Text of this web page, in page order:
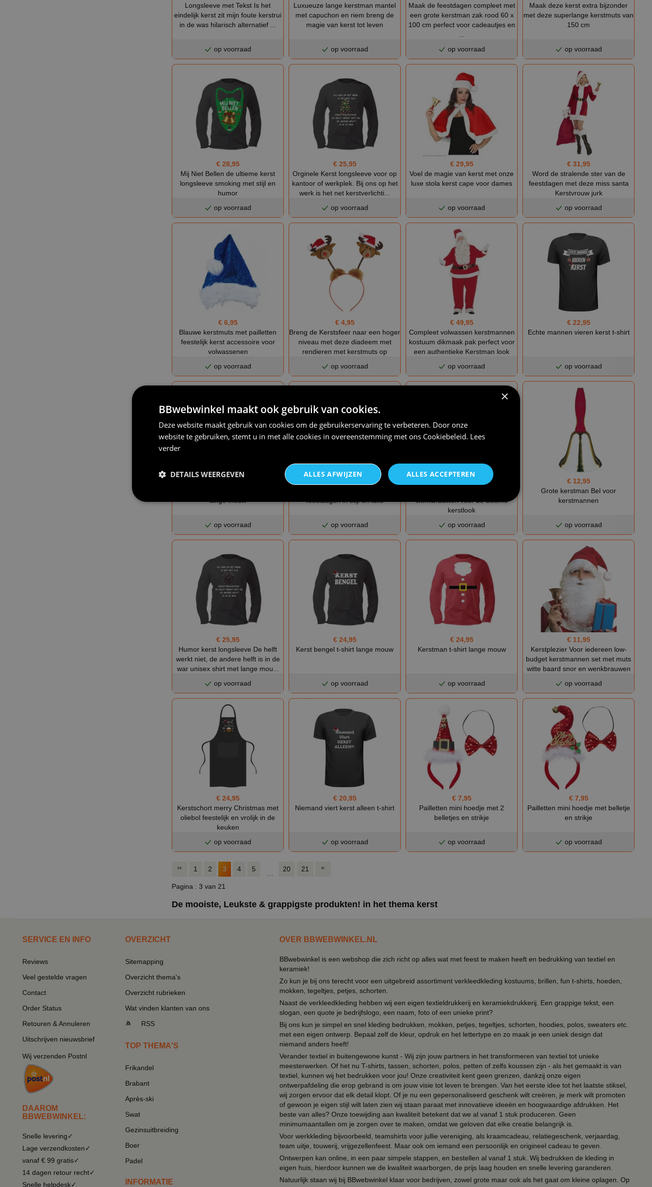
Longsleeve met Tekst Is het
eindelijk kerst zit mijn foute kerstrui
in de was hilarisch alternatief ...
op voorraad
Luxueuze lange kerstman mantel
met capuchon en riem breng de
magie van kerst tot leven
op voorraad
Maak de feestdagen compleet met
een grote kerstman zak rood 60 x
100 cm perfect voor cadeautjes en
op voorraad
Maak deze kerst extra bijzonder
met deze superlange kerstmuts van
150 cm
op voorraad
€ 28,95
Mij Niet Bellen de ultieme kerst
longsleeve smoking met stijl en
humor
op voorraad
€ 25,95
Orginele Kerst longsleeve voor op
kantoor of werkplek. Bij ons op het
werk is het net kerstverlichti...
op voorraad
€ 29,95
Voel de magie van kerst met onze
luxe stola kerst cape voor dames
op voorraad
€ 31,95
Word de stralende ster van de
feestdagen met deze miss santa
Kerstvrouw jurk
op voorraad
€ 6,95
Blauwe kerstmuts met pailletten
feestelijk kerst accessoire voor
volwassenen
op voorraad
€ 4,95
Breng de Kerstsfeer naar een hoger
niveau met deze diadeem met
rendieren met kerstmuts op
op voorraad
€ 49,95
Compleet volwassen kerstmannen
kostuum dikmaak pak perfect voor
een authentieke Kerstman look
op voorraad
€ 22,95
Echte mannen vieren kerst t-shirt
op voorraad
lange mouw
op voorraad
feestdagen in stijl en luxe
op voorraad
wenkbrauwen voor de ultieme
kerstlook
op voorraad
€ 12,95
Grote kerstman Bel voor
kerstmannen
op voorraad
€ 25,95
Humor kerst longsleeve De helft
werkt niet, de andere helft is in de
war unisex shirt met lange mou...
op voorraad
€ 24,95
Kerst bengel t-shirt lange mouw
op voorraad
€ 24,95
Kerstman t-shirt lange mouw
op voorraad
€ 11,95
Kerstplezier Voor iedereen low-
budget kerstmannen set met muts
witte baard snor en wenkbrauwen
op voorraad
€ 24,95
Kerstschort merry Christmas met
oliebol feestelijk en vrolijk in de
keuken
op voorraad
€ 20,95
Niemand viert kerst alleen t-shirt
op voorraad
€ 7,95
Pailletten mini hoedje met 2
belletjes en strikje
op voorraad
€ 7,95
Pailletten mini hoedje met belletje
en strikje
op voorraad
1 2 3 4 5 20 21
Pagina : 3 van 21
De mooiste, Leukste & grappigste produkten! in het thema kerst
SERVICE EN INFO
Reviews
Veel gestelde vragen
Contact
Order Status
Retouren & Annuleren
Uitschrijven nieuwsbrief
Wij verzenden Postnl
DAAROM
BBWEBWINKEL:
Snelle levering✓
Lage verzendkosten✓
vanaf € 99 gratis✓
14 dagen retour recht✓
Snelle helpdesk✓
OVERZICHT
Sitemapping
Overzicht thema's
Overzicht rubrieken
Wat vinden klanten van ons
RSS
TOP THEMA'S
Frikandel
Brabant
Après-ski
Swat
Gezinsuitbreiding
Boer
Padel
INFORMATIE
OVER BBWEBWINKEL.NL
BBwebwinkel is een webshop die zich richt op alles wat met feest te maken heeft en bedrukking van textiel en
keramiek!
Zo kun je bij ons terecht voor een uitgebreid assortiment verkleedkleding kostuums, brillen, fun t-shirts, hoeden,
mokken, tegeltjes, petjes, schorten.
Naast de verkleedkleding hebben wij een eigen textieldrukkerij en keramiekdrukkerij. Een grappige tekst, een
slogan, een quote je bedrijfslogo, een naam, foto of een unieke print?
Bij ons kun je simpel en snel kleding bedrukken, mokken, petjes, tegeltjes, schorten, hoodies, polos, sweaters etc.
met een eigen ontwerp. Bepaal zelf de kleur, opdruk en het lettertype en zo maak je een uniek design dat
niemand anders heeft!
Verander textiel in buitengewone kunst - Wij zijn jouw partners in het transformeren van textiel tot unieke
meesterwerken. Of het nu T-shirts, tassen, schorten, polos, petten of zelfs koussen zijn - als het gemaakt is van
textiel, kunnen wij het bedrukken voor jou! Onze creativiteit kent geen grenzen, dankzij onze eigen
ontwerpafdeling die erop gebrand is om jouw visie tot leven te brengen. Van het eerste idee tot het laatste stiksel,
wij zorgen ervoor dat elk detail klopt. Of je nu een gepersonaliseerd geschenk wilt creëren, je merk wilt promoten
of gewoon je eigen stijl wilt laten zien wij staan paraat met innovatieve ideeën en hoogwaardige afdrukken. Het
beste van alles? Onze toewijding aan kwaliteit betekent dat we al vanaf 1 stuk produceren. Geen
minimumaantallen om je zorgen over te maken, omdat we geloven dat elke creatie belangrijk is.
Voor werkkleding bijvoorbeeld, teamshirts voor jullie vereniging, als kraamcadeau, relatiegeschenk, verjaardag,
team uitje, touwerij, vrijgezellenfeest. Maar ook om iemand een persoonlijk en origineel cadeau te geven.
Ontwerpen kan online, in een paar simpele stappen, en bestellen al vanaf 1 stuk. Wij bedrukken de kleding in
eigen huis, hierdoor kunnen we de kwaliteit waarborgen, de prijs laag houden en snelle levering garanderen.
Natuurlijk staan wij bij BBwebwinkel klaar voor bedrijven, zowel grote maar ook als het gaat om kleine oplagen. Op
×
BBwebwinkel maakt ook gebruik van cookies.
Deze website maakt gebruik van cookies om de gebruikerservaring te verbeteren. Door onze
website te gebruiken, stemt u in met alle cookies in overeenstemming met ons Cookiebeleid. Lees
verder
ALLES ACCEPTEREN
ALLES AFWIJZEN
DETAILS WEERGEVEN